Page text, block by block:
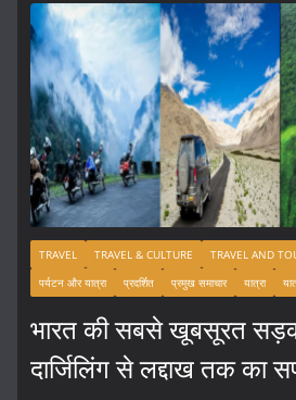
TRAVEL TRAVEL & CULTURE TRAVEL AND
पर्यटन और यात्रा
प्रदर्शित प्रमुख समाचार यात्रा
भारत की सबसे खूबसूरत सड़क
दार्जिलिंग से लद्दाख तक का